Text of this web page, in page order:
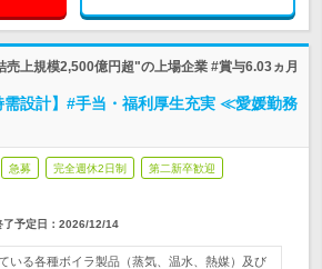
上規模2,500億円超"の上場企業 #賞与6.03ヵ月
需設計】#手当・福利厚生充実 ≪愛媛勤務
急募 完全週休2日制 第二新卒歓迎
了予定日： 2026/12/14
いる各種ボイラ製品（蒸気、温水、熱媒）及び